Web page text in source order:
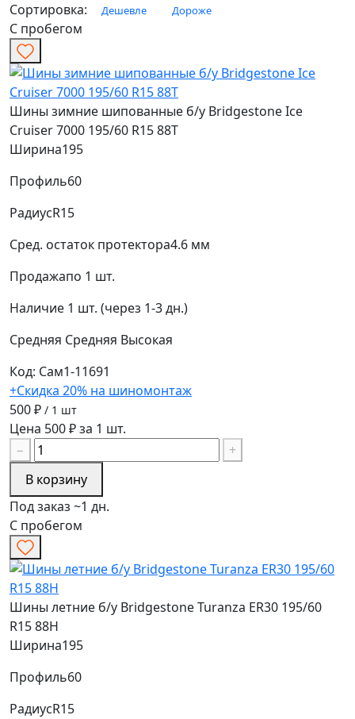
Сортировка:
Дешевле Дороже
С пробегом
Шины зимние шипованные б/у Bridgestone Ice
Cruiser 7000 195/60 R15 88T
Ширина195
Профиль60
РадиусR15
Сред. остаток протектора4.6 мм
Продажапо 1 шт.
Наличие 1 шт. (через 1-3 дн.)
Средняя Средняя Высокая
Код: Сам1-11691
+Скидка 20% на шиномонтаж
500 ₽ / 1 шт
Цена 500 ₽ за 1 шт.
−
+
В корзину
Под заказ ~1 дн.
С пробегом
Шины летние б/у Bridgestone Turanza ER30 195/60
R15 88H
Ширина195
Профиль60
РадиусR15